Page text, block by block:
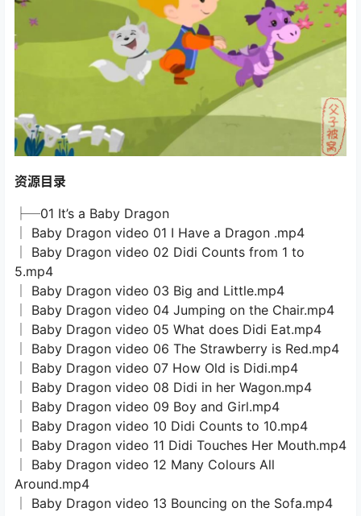
资源目录
├─01 It’s a Baby Dragon
│ Baby Dragon video 01 I Have a Dragon .mp4
│ Baby Dragon video 02 Didi Counts from 1 to
5.mp4
│ Baby Dragon video 03 Big and Little.mp4
│ Baby Dragon video 04 Jumping on the Chair.mp4
│ Baby Dragon video 05 What does Didi Eat.mp4
│ Baby Dragon video 06 The Strawberry is Red.mp4
│ Baby Dragon video 07 How Old is Didi.mp4
│ Baby Dragon video 08 Didi in her Wagon.mp4
│ Baby Dragon video 09 Boy and Girl.mp4
│ Baby Dragon video 10 Didi Counts to 10.mp4
│ Baby Dragon video 11 Didi Touches Her Mouth.mp4
│ Baby Dragon video 12 Many Colours All
Around.mp4
│ Baby Dragon video 13 Bouncing on the Sofa.mp4